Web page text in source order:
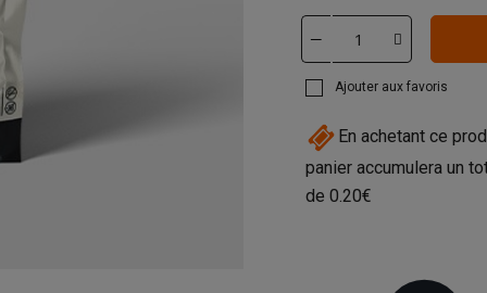
Ajouter aux favoris
En achetant ce
panier accumulera un
de 0.20€